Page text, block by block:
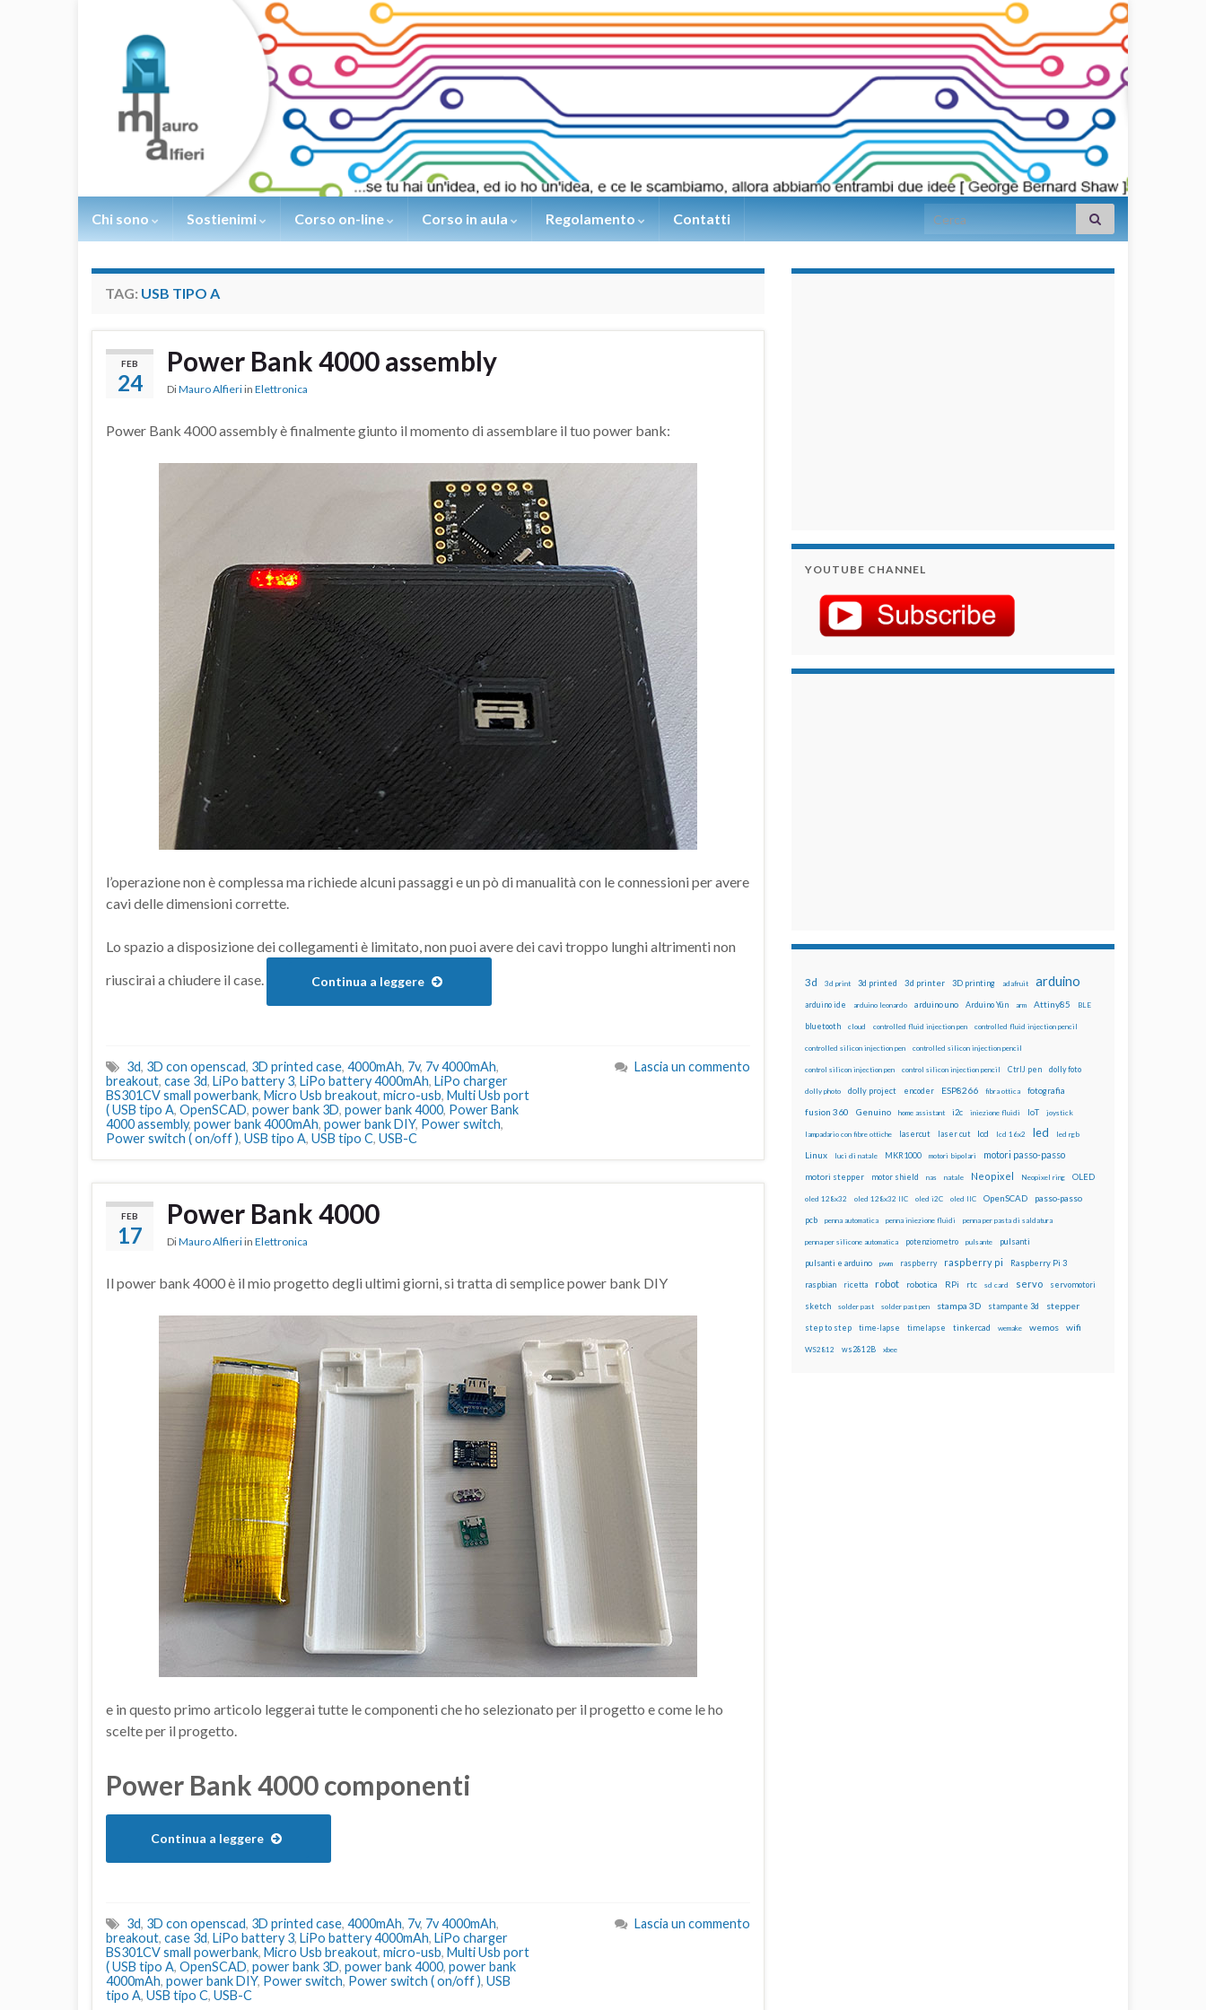
Chi sono Sostienimi Corso on-line Corso in aula Regolamento Contatti Search for:
TAG: USB TIPO A
FEB
24
Power Bank 4000 assembly
DiMauro Alfieri in Elettronica
Power Bank 4000 assembly è finalmente giunto il momento di assemblare il tuo power bank:
l’operazione non è complessa ma richiede alcuni passaggi e un pò di manualità con le connessioni per avere
cavi delle dimensioni corrette.
Lo spazio a disposizione dei collegamenti è limitato, non puoi avere dei cavi troppo lunghi altrimenti non
riuscirai a chiudere il case.
Continua a leggere
3d, 3D con openscad, 3D printed case, 4000mAh, 7v, 7v 4000mAh,
breakout, case 3d, LiPo battery 3, LiPo battery 4000mAh, LiPo charger
BS301CV small powerbank, Micro Usb breakout, micro-usb, Multi Usb port
( USB tipo A, OpenSCAD, power bank 3D, power bank 4000, Power Bank
4000 assembly, power bank 4000mAh, power bank DIY, Power switch,
Power switch ( on/off ), USB tipo A, USB tipo C, USB-C
Lascia un commento
FEB
17
Power Bank 4000
DiMauro Alfieri in Elettronica
Il power bank 4000 è il mio progetto degli ultimi giorni, si tratta di semplice power bank DIY
e in questo primo articolo leggerai tutte le componenti che ho selezionato per il progetto e come le ho
scelte per il progetto.
Power Bank 4000 componenti
Continua a leggere
3d, 3D con openscad, 3D printed case, 4000mAh, 7v, 7v 4000mAh,
breakout, case 3d, LiPo battery 3, LiPo battery 4000mAh, LiPo charger
BS301CV small powerbank, Micro Usb breakout, micro-usb, Multi Usb port
( USB tipo A, OpenSCAD, power bank 3D, power bank 4000, power bank
4000mAh, power bank DIY, Power switch, Power switch ( on/off ), USB
tipo A, USB tipo C, USB-C
Lascia un commento
YOUTUBE CHANNEL
3d 3d print 3d printed 3d printer 3D printing adafruit arduino
arduino ide arduino leonardo arduino uno Arduino Yún arm Attiny85 BLE
bluetooth cloud controlled fluid injection pen controlled fluid injection pencil
controlled silicon injection pen controlled silicon injection pencil
control silicon injection pen control silicon injection pencil CtrlJ pen dolly foto
dolly photo dolly project encoder ESP8266 fibra ottica fotografia
fusion 360 Genuino home assistant i2c iniezione fluidi IoT joystick
lampadario con fibre ottiche lasercut laser cut lcd lcd 16x2 led led rgb
Linux luci di natale MKR1000 motori bipolari motori passo-passo
motori stepper motor shield nas natale Neopixel Neopixel ring OLED
oled 128x32 oled 128x32 IIC oled i2C oled IIC OpenSCAD passo-passo
pcb penna automatica penna iniezione fluidi penna per pasta di saldatura
penna per silicone automatica potenziometro pulsante pulsanti
pulsanti e arduino pwm raspberry raspberry pi Raspberry Pi 3
raspbian ricetta robot robotica RPi rtc sd card servo servomotori
sketch solder past solder past pen stampa 3D stampante 3d stepper
step to step time-lapse timelapse tinkercad wemake wemos wifi
WS2812 ws2812B xbee